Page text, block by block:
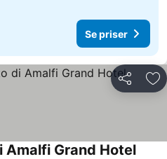
Se priser
Dela
Amalfi Grand Hotel